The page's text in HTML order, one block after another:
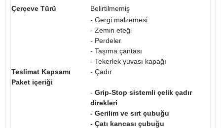
Çerçeve Türü
Belirtilmemiş
Teslimat Kapsamı
Paket içeriği
- Gergi malzemesi
- Zemin eteği
- Perdeler
- Taşıma çantası
- Tekerlek yuvası kapağı
- Çadır
- Grip-Stop sistemli çelik çadır
direkleri
- Gerilim ve sırt çubuğu
- Çatı kancası çubuğu